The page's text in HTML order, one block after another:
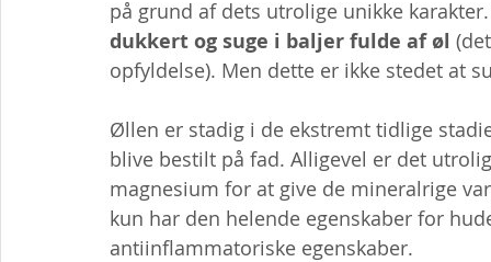
på grund af dets utrolige unikke
dukkert og suge i baljer fulde af øl
opfyldelse). Men dette er ikke stedet at
Øllen er stadig i de ekstremt tidlige
blive bestilt på fad. Alligevel er det
magnesium for at give de mineralrige
kun har den helende egenskaber for
antiinflammatoriske egenskaber.